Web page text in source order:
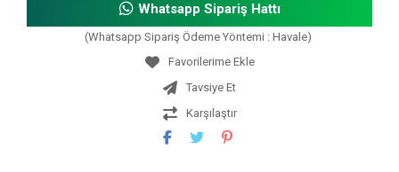
Whatsapp Sipariş Hattı
(Whatsapp Sipariş Ödeme Yöntemi : Havale)
Tavsiye Et
Karşılaştır